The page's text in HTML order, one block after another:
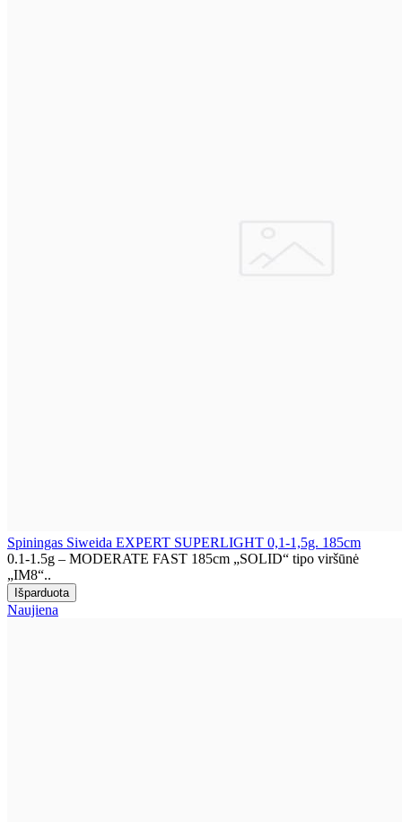
Spiningas Siweida EXPERT SUPERLIGHT 0,1-1,5g. 185cm
0.1-1.5g – MODERATE FAST 185cm „SOLID“ tipo viršūnė
„IM8“..
Naujiena